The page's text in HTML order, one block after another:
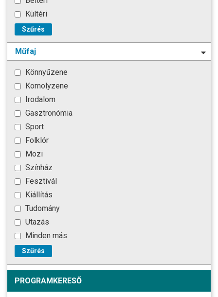
Kültéri
Szűrés
Műfaj
Könnyűzene
Komolyzene
Irodalom
Gasztronómia
Sport
Folklór
Mozi
Színház
Fesztivál
Kiállítás
Tudomány
Utazás
Minden más
Szűrés
PROGRAMKERESŐ